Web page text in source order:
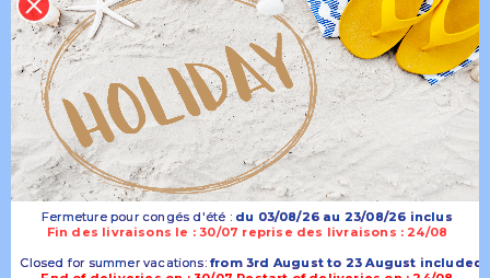
retrouvée dans les fruits et
légumes. Cependant c’est la plus fragile
des vitamines : les aliments exposés à la
chaleur ou à l’air perdent une grande
partie de leur teneur en vitamine C. Elle,
joue un rôle important dans de très
nombreux processus vitaux de l’organisme
dontl’anti-oxydation. C’est un facteur clé
des réactions de détoxification de
transport et à l'absorption du ferdans
Fermeture pour congés d'été : du 03/08/26 au 23/08/26 inclus
Fin des livraisons le : 30/07 reprise des livraisons : 24/08
Closed for summer vacations:from 3rd August to 23 August included
Fermeture pour congés d'été : du 03/08/26 au 23/08/26 inclus
Closed for summer vacations:from 3rd August to 23 August included